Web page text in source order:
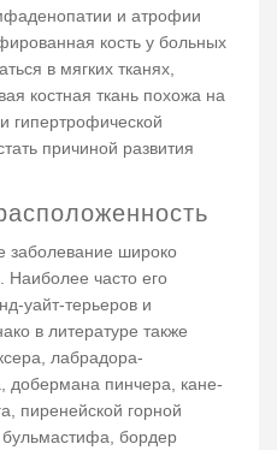
и атрофии
кость у больных
в мягких тканях,
костная ткань похожа на
гипертрофической
причиной развития
заболевание широко
Наиболее часто его
уайт-терьеров и
в литературе также
лабрадора-
добермана пинчера, кане-
пиренейской горной
бульмастифа, бордер